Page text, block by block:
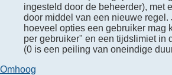
ingesteld door de beheerder), met
door middel van een nieuwe regel.
hoeveel opties een gebruiker mag
per gebruiker" en een tijdslimiet in
(0 is een peiling van oneindige
Omhoog